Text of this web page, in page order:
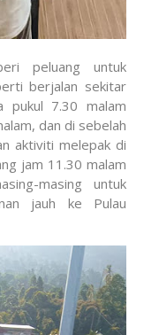
peluang untuk
berjalan sekitar
pukul 7.30 malam
dan di sebelah
aktiviti melepak di
jam 11.30 malam
masing untuk
jauh ke Pulau